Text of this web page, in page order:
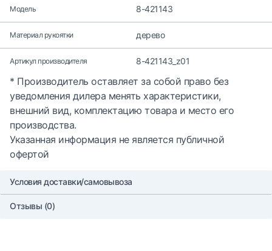
Модель 8-421143
Материал рукоятки дерево
Артикул производителя 8-421143_z01
* Производитель оставляет за собой право без
уведомления дилера менять характеристики,
внешний вид, комплектацию товара и место его
производства.
Указанная информация не является публичной
офертой
Условия доставки/самовывоза
Отзывы (0)